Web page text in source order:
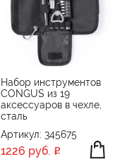
Набор инструментов
CONGUS из 19
аксессуаров в чехле,
сталь
Артикул: 345675
1226 руб.